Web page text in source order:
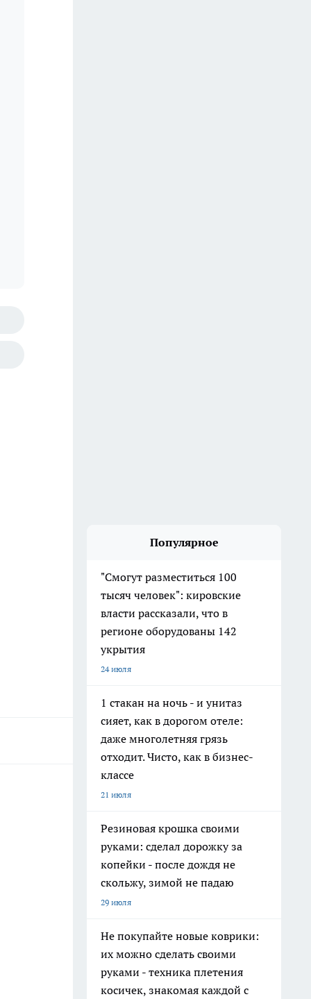
Популярное
"Смогут разместиться 100
тысяч человек": кировские
власти рассказали, что в
регионе оборудованы 142
укрытия
24 июля
1 стакан на ночь - и унитаз
сияет, как в дорогом отеле:
даже многолетняя грязь
отходит. Чисто, как в бизнес-
классе
21 июля
Резиновая крошка своими
руками: сделал дорожку за
копейки - после дождя не
скольжу, зимой не падаю
29 июля
Не покупайте новые коврики:
их можно сделать своими
руками - техника плетения
косичек, знакомая каждой с